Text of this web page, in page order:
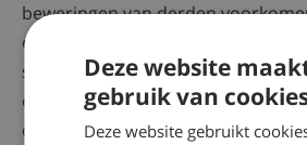
beweringen van derden
echter niet juist. Indien sprake is
stuk, moet een onderscheid
enerzijds in het artikel vermelde
die op juistheid getoetst kunnen
Deze website
gebruik van
Deze website gebruikt